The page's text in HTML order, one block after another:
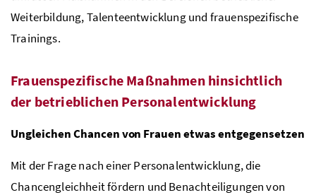
Weiterbildung, Talenteentwicklung und frauenspezifische
Trainings.
Frauenspezifische Maßnahmen hinsichtlich
der betrieblichen Personalentwicklung
Ungleichen Chancen von Frauen etwas entgegensetzen
Mit der Frage nach einer Personalentwicklung, die
Chancengleichheit fördern und Benachteiligungen von